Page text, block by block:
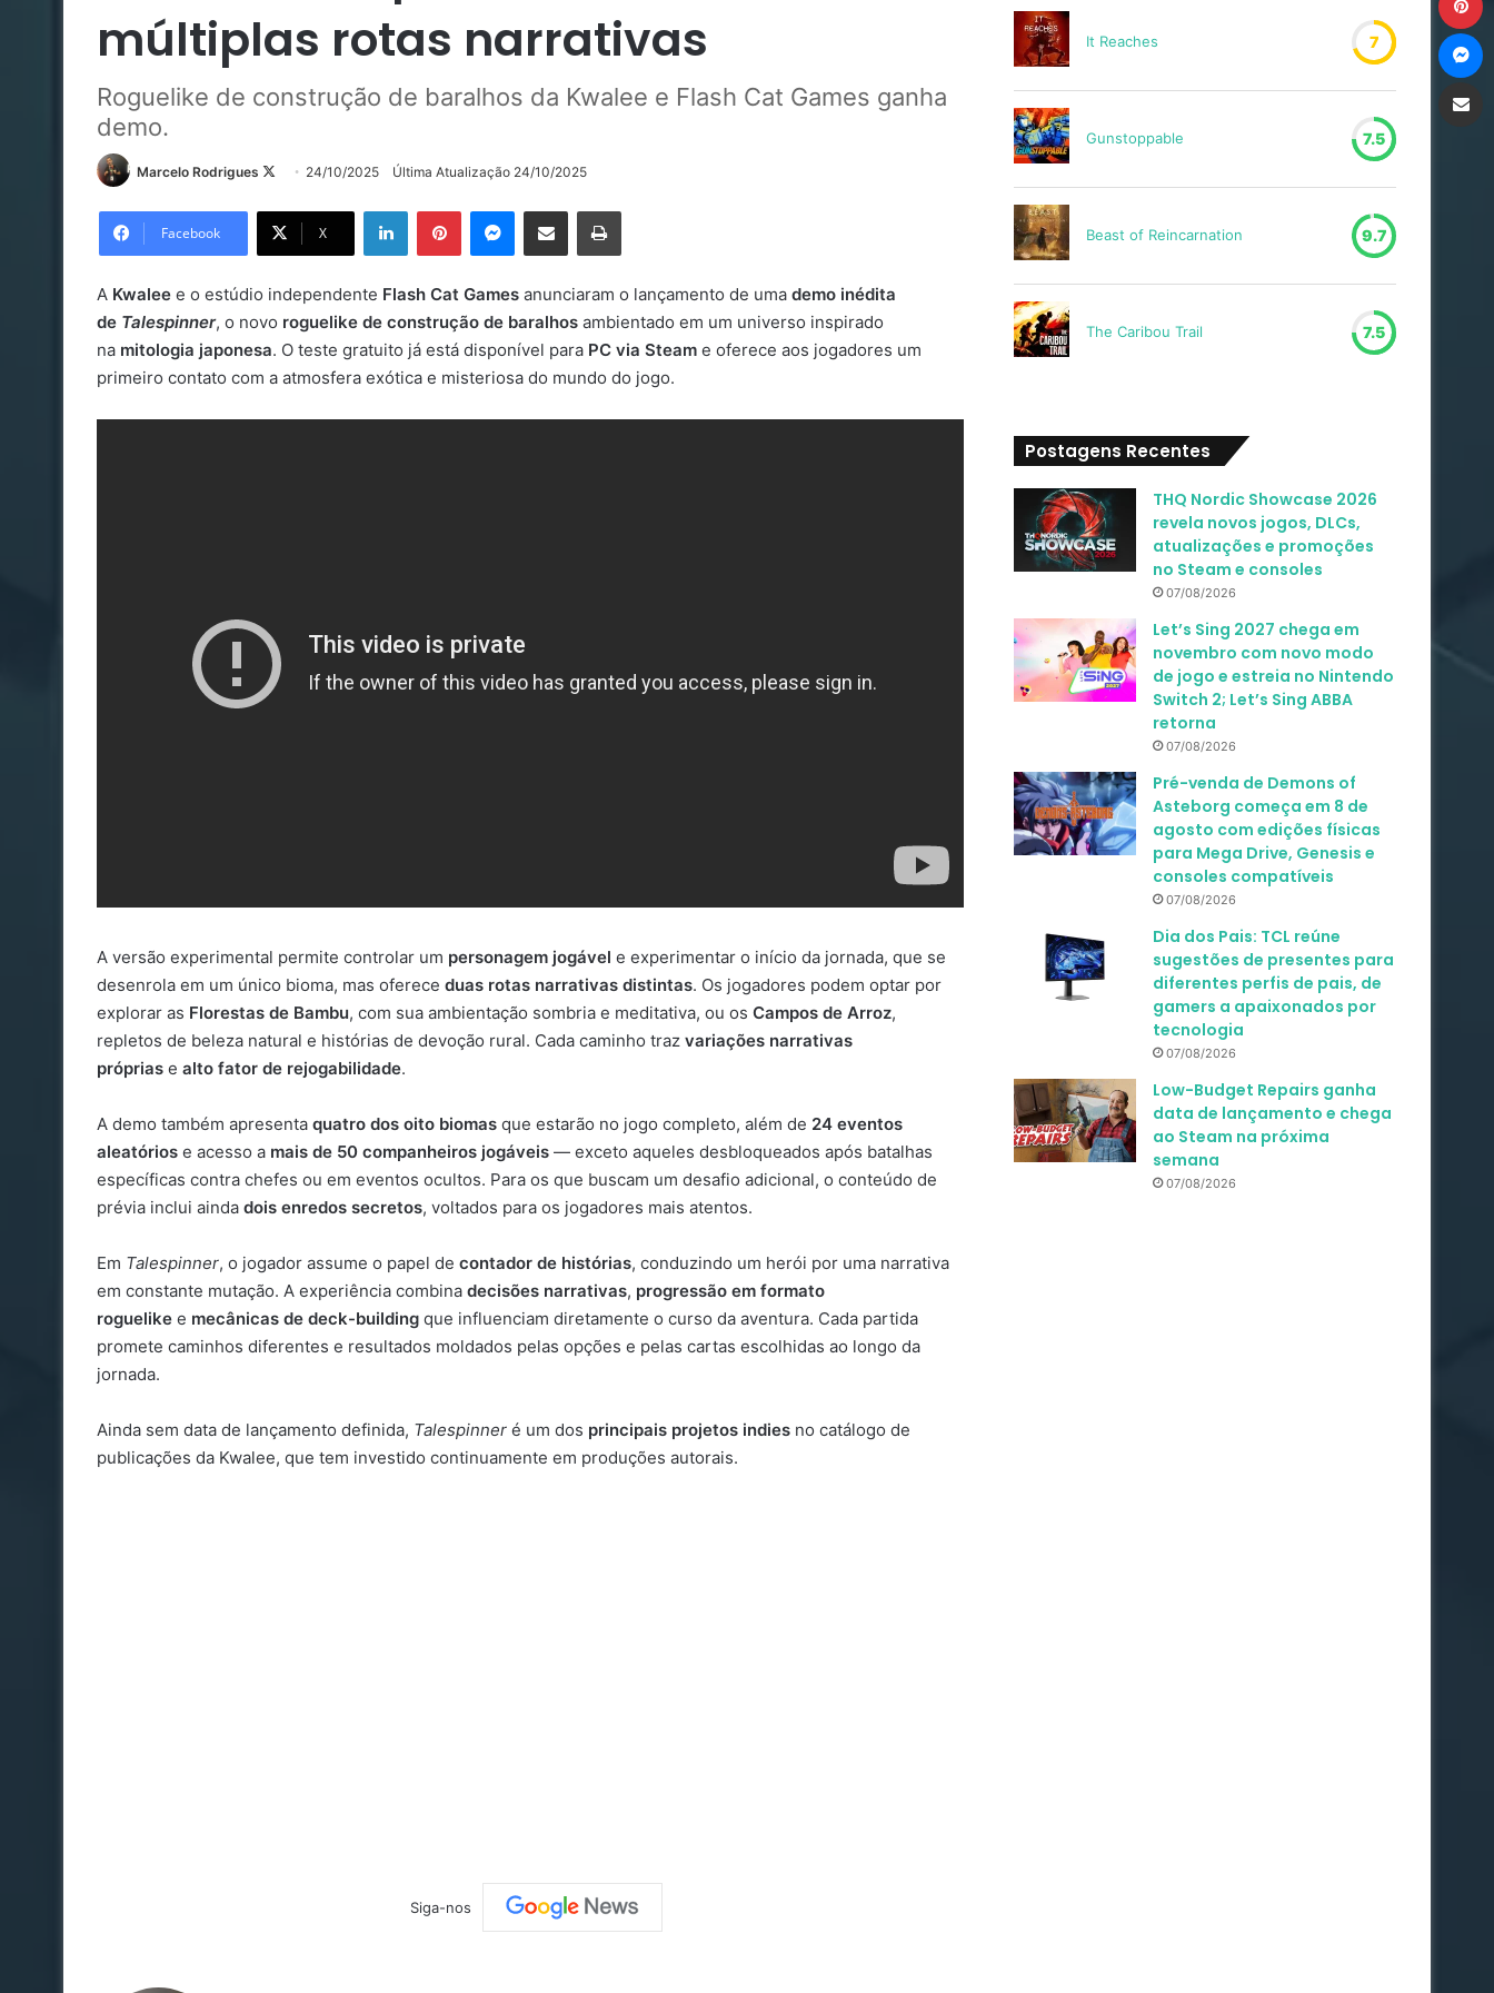
múltiplas rotas narrativas
Roguelike de construção de baralhos da Kwalee e Flash Cat Games ganha
demo.
Marcelo Rodrigues
Follow
X
24/10/2025 Última Atualização 24/10/2025
Facebook X
LinkedinPinterestMessenger
Compartilhar via e-mail Imprimir
A Kwalee e o estúdio independente Flash Cat Games anunciaram o lançamento de uma demo inédita
de Talespinner, o novo roguelike de construção de baralhos ambientado em um universo inspirado
na mitologia japonesa. O teste gratuito já está disponível para PC via Steam e oferece aos jogadores um
primeiro contato com a atmosfera exótica e misteriosa do mundo do jogo.
A versão experimental permite controlar um personagem jogável e experimentar o início da jornada, que se
desenrola em um único bioma, mas oferece duas rotas narrativas distintas. Os jogadores podem optar por
explorar as Florestas de Bambu, com sua ambientação sombria e meditativa, ou os Campos de Arroz,
repletos de beleza natural e histórias de devoção rural. Cada caminho traz variações narrativas
próprias e alto fator de rejogabilidade.
A demo também apresenta quatro dos oito biomas que estarão no jogo completo, além de 24 eventos
aleatórios e acesso a mais de 50 companheiros jogáveis — exceto aqueles desbloqueados após batalhas
específicas contra chefes ou em eventos ocultos. Para os que buscam um desafio adicional, o conteúdo de
prévia inclui ainda dois enredos secretos, voltados para os jogadores mais atentos.
Em Talespinner, o jogador assume o papel de contador de histórias, conduzindo um herói por uma narrativa
em constante mutação. A experiência combina decisões narrativas, progressão em formato
roguelike e mecânicas de deck-building que influenciam diretamente o curso da aventura. Cada partida
promete caminhos diferentes e resultados moldados pelas opções e pelas cartas escolhidas ao longo da
jornada.
Ainda sem data de lançamento definida, Talespinner é um dos principais projetos indies no catálogo de
publicações da Kwalee, que tem investido continuamente em produções autorais.
Siga-nos
It Reaches 7
Gunstoppable 7.5
Beast of Reincarnation 9.7
The Caribou Trail 7.5
Postagens Recentes
THQ Nordic Showcase 2026
revela novos jogos, DLCs,
atualizações e promoções
no Steam e consoles
07/08/2026
Let’s Sing 2027 chega em
novembro com novo modo
de jogo e estreia no Nintendo
Switch 2; Let’s Sing ABBA
retorna
07/08/2026
Pré-venda de Demons of
Asteborg começa em 8 de
agosto com edições físicas
para Mega Drive, Genesis e
consoles compatíveis
07/08/2026
Dia dos Pais: TCL reúne
sugestões de presentes para
diferentes perfis de pais, de
gamers a apaixonados por
tecnologia
07/08/2026
Low-Budget Repairs ganha
data de lançamento e chega
ao Steam na próxima
semana
07/08/2026